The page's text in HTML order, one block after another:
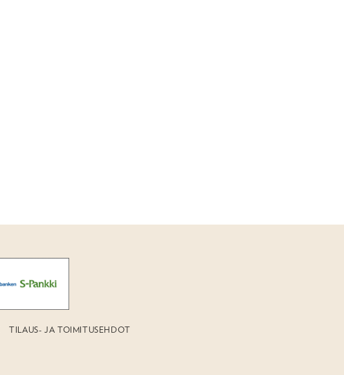
TILAUS- JA TOIMITUSEHDOT